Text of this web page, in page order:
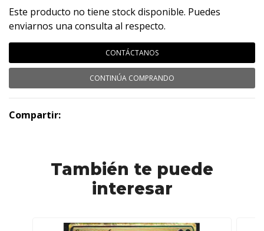
Este producto no tiene stock disponible. Puedes
enviarnos una consulta al respecto.
CONTÁCTANOS
CONTINÚA COMPRANDO
Compartir:
También te puede
interesar